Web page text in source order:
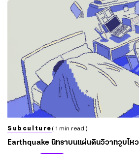
Subculture ( 1 min read )
Earthquake นิทราบนแผ่นดินวิวาทวูบไหว